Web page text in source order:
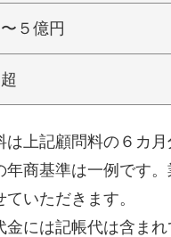
５億円
上記顧問料の６カ月
商基準は一例です
いただきます。
には記帳代は含まれ